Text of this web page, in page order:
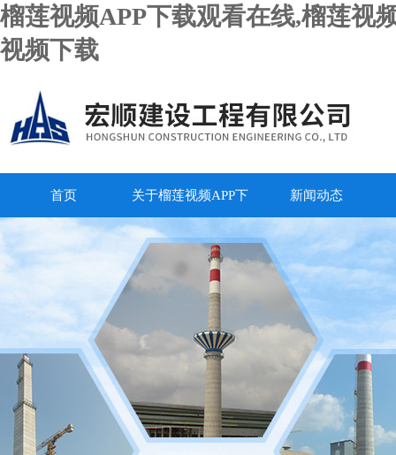
榴莲视频APP下载观看在线,榴莲视
视频下载
首页 关于榴莲视频APP下
载观看在线
新闻动态